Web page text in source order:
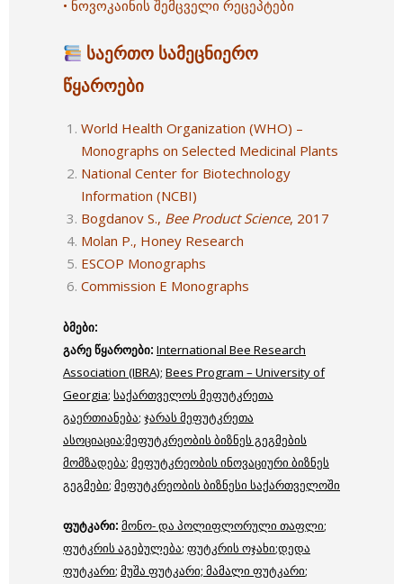
• ნოვოკაინის შემცველი რეცეპტები
საერთო სამეცნიერო
წყაროები
World Health Organization (WHO) –
Monographs on Selected Medicinal Plants
National Center for Biotechnology
Information (NCBI)
Bogdanov S., Bee Product Science, 2017
Molan P., Honey Research
ESCOP Monographs
Commission E Monographs
ბმები:
გარეწყაროები: International Bee Research
Association (IBRA); Bees Program – University of
Georgia; საქართველოს მეფუტკრეთა
გაერთიანება; ჯარას მეფუტკრეთა
ასოციაცია;მეფუტკრეობის ბიზნეს გეგმების
მომზადება; მეფუტკრეობის ინოვაციური ბიზნეს
გეგმები; მეფუტკრეობის ბიზნესი საქართველოში
ფუტკარი: მონო- და პოლიფლორული თაფლი;
ფუტკრის აგებულება; ფუტკრის ოჯახი;დედა
ფუტკარი; მუშა ფუტკარი; მამალი ფუტკარი;